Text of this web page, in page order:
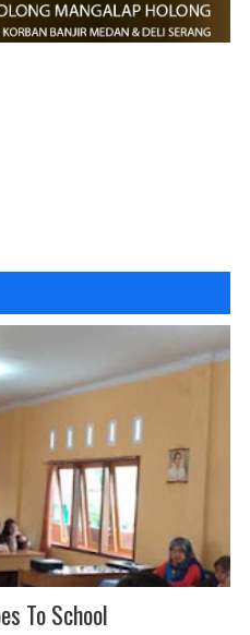
To School